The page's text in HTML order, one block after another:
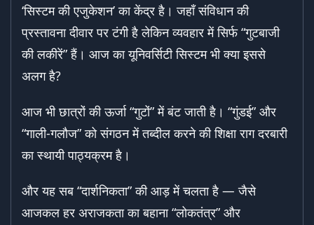
‘सिस्टम की एजुकेशन’ का केंद्र है। जहाँ संविधान की
प्रस्तावना दीवार पर टंगी है लेकिन व्यवहार में सिर्फ “गुटबाजी
की लकीरें” हैं। आज का यूनिवर्सिटी सिस्टम भी क्या इससे
अलग है?
आज भी छात्रों की ऊर्जा “गुटों” में बंट जाती है। “गुंडई” और
“गाली-गलौज” को संगठन में तब्दील करने की शिक्षा राग दरबारी
का स्थायी पाठ्यक्रम है।
और यह सब “दार्शनिकता” की आड़ में चलता है — जैसे
आजकल हर अराजकता का बहाना “लोकतंत्र” और